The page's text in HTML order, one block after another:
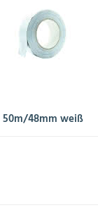
50m/48mm weiß